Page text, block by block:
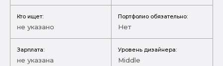
Кто ищет:
не указано
Портфолио обязательно:
Нет
Зарплата:
не указана
Уровень дизайнера:
Middle